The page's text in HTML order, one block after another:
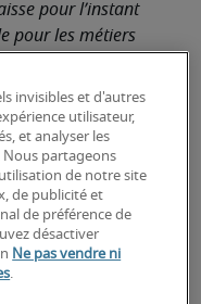
pour l’instant
pour les métiers
à 3 à 5 offres
qui ne
Les entreprises
preuve de flexibilité
avantages
leurs
représentent
de recrutement"
invisibles et d'autres
utilisateur,
et analyser les
Nous partageons
de notre site
de publicité et
de préférence de
désactiver
Ne pas vendre ni
.